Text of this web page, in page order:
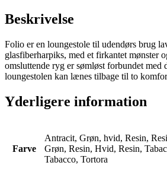
Beskrivelse
Folio er en loungestole til udendørs brug
glasfiberharpiks, med et firkantet mønster
omsluttende ryg er sømløst forbundet med
loungestolen kan lænes tilbage til to
Yderligere information
Farve
Antracit, Grøn, hvid, Resin,
Grøn, Resin, Hvid, Resin,
Tabacco, Tortora